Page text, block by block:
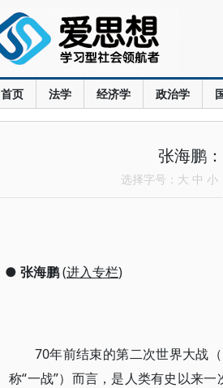
首页 法学 经济学 政治学
张海鹏
选择字号： 大 中 小
● 张海鹏(进入专栏)
70年前结束的第二次世界大战
称“一战”）而言，是人类有史以来